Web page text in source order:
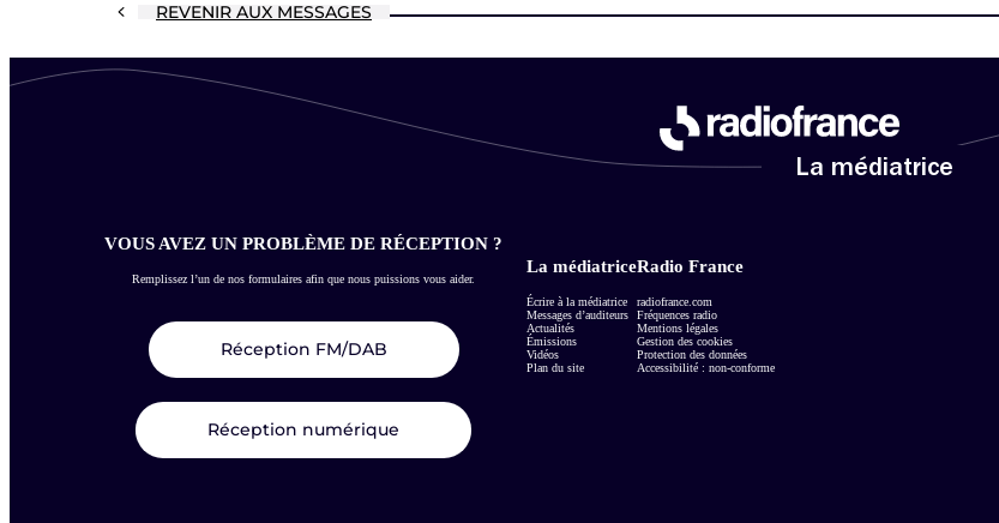
REVENIR AUX MESSAGES
La médiatrice
VOUS AVEZ UN PROBLÈME DE RÉCEPTION ?
Remplissez l’un de nos formulaires afin que nous puissions vous aider.
Réception FM/DAB
Réception numérique
La médiatrice
Écrire à la médiatrice
Messages d’auditeurs
Actualités
Émissions
Vidéos
Plan du site
Radio France
radiofrance.com
Fréquences radio
Mentions légales
Gestion des cookies
Protection des données
Accessibilité : non-conforme